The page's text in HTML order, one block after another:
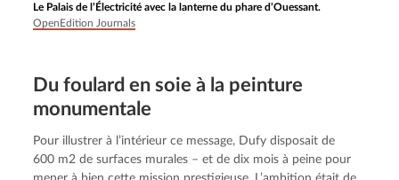
Le Palais de l’Électricité avec la lanterne du phare d’Ouessant.
OpenEdition Journals
Du foulard en soie à la peinture
monumentale
Pour illustrer à l’intérieur ce message, Dufy disposait de
600 m2 de surfaces murales – et de dix mois à peine pour